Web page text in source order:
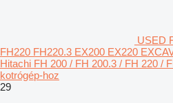
USED
FH220 FH220.3 EX200 EX220
Hitachi FH 200 / FH 200.3 / FH 220 /
kotrógép-hoz
29